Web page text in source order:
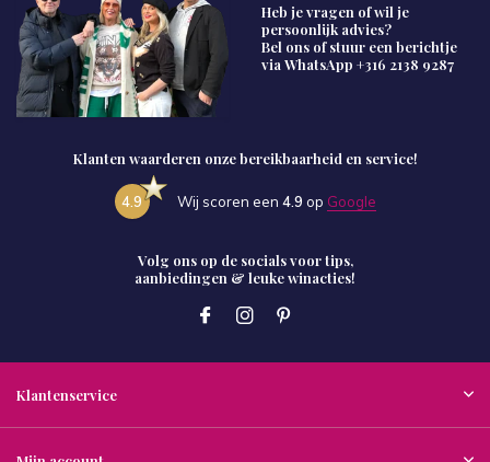
Heb je vragen of wil je
persoonlijk advies?
Bel ons of stuur een berichtje
via WhatsApp +316 2138 9287
Klanten waarderen onze bereikbaarheid en service!
4.9 Wij scoren een 4.9 op Google
Volg ons op de socials voor tips,
aanbiedingen & leuke winacties!
Klantenservice